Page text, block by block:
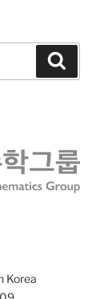
Korea